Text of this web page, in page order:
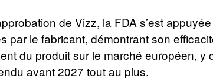
de Vizz, la FDA s’est
par le fabricant, démontrant son
du produit sur le marché européen, y
avant 2027 tout au plus.